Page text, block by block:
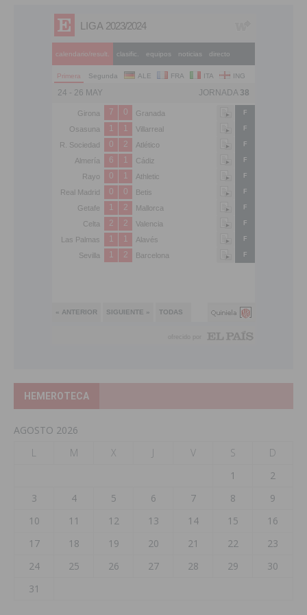
HEMEROTECA
AGOSTO 2026
L
M X J V S
D
1
2
3
4 5 6 7 8
9
10
11 12 13 14 15
16
17
18 19 20 21 22
23
24
25 26 27 28 29
30
31